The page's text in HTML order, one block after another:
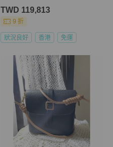
TWD 119,813
9 折
狀況良好 香港 免運